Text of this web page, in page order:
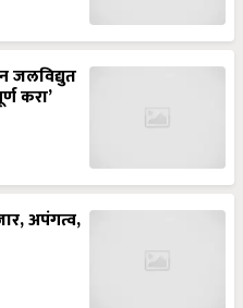
जलविद्युत
करा’
अपंगत्व,